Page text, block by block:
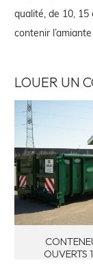
qualité, de 10, 15
contenir l’amiante
LOUER UN
OUVERTS